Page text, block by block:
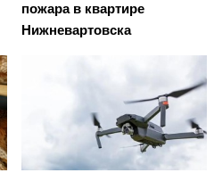
пожара в квартире
Нижневартовска